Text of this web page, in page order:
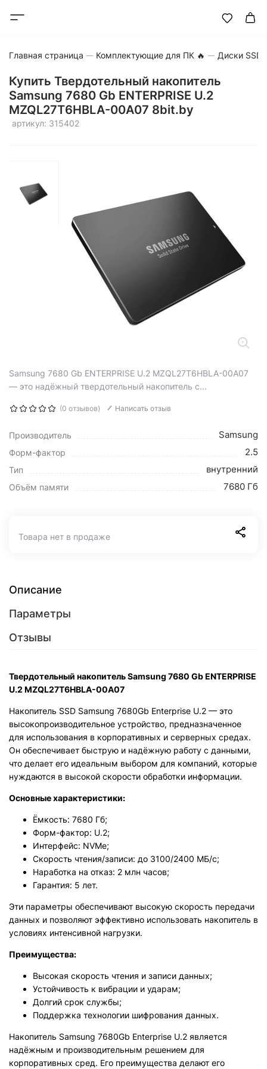
Главная страница Комплектующие для ПК 🔥 Диски SSD
Купить Твердотельный накопитель
Samsung 7680 Gb ENTERPRISE U.2
MZQL27T6HBLA-00A07 8bit.by
артикул: 315402
Samsung 7680 Gb ENTERPRISE U.2 MZQL27T6HBLA-00A07
— это надёжный твердотельный накопитель с...
(0 отзывов) Написать отзыв
Производитель Samsung
Форм-фактор 2.5
Тип внутренний
Объём памяти 7680 Гб
Товара нет в продаже
Описание
Параметры
Отзывы
Твердотельный накопитель Samsung 7680 Gb ENTERPRISE
U.2 MZQL27T6HBLA-00A07
Накопитель SSD Samsung 7680Gb Enterprise U.2 — это
высокопроизводительное устройство, предназначенное
для использования в корпоративных и серверных средах.
Он обеспечивает быструю и надёжную работу с данными,
что делает его идеальным выбором для компаний, которые
нуждаются в высокой скорости обработки информации.
Основные характеристики:
Ёмкость: 7680 Гб;
Форм-фактор: U.2;
Интерфейс: NVMe;
Скорость чтения/записи: до 3100/2400 МБ/с;
Наработка на отказ: 2 млн часов;
Гарантия: 5 лет.
Эти параметры обеспечивают высокую скорость передачи
данных и позволяют эффективно использовать накопитель в
условиях интенсивной нагрузки.
Преимущества:
Высокая скорость чтения и записи данных;
Устойчивость к вибрации и ударам;
Долгий срок службы;
Поддержка технологии шифрования данных.
Накопитель Samsung 7680Gb Enterprise U.2 является
надёжным и производительным решением для
корпоративных сред. Его преимущества делают его